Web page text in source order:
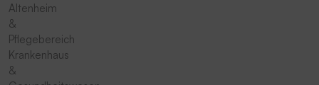
Altenheim
&
Pflegebereich
Krankenhaus
&